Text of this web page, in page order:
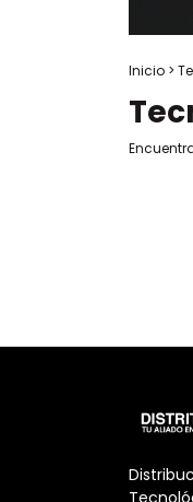
Inicio >